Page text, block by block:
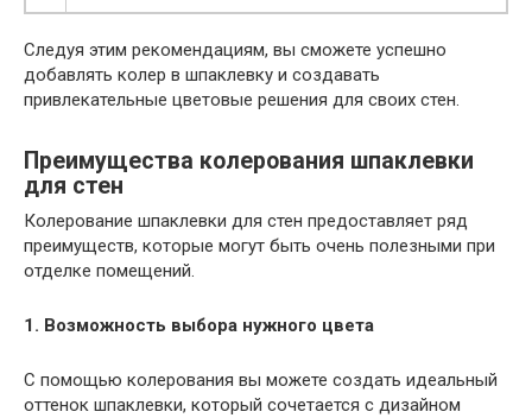
Следуя этим рекомендациям, вы сможете успешно
добавлять колер в шпаклевку и создавать
привлекательные цветовые решения для своих стен.
Преимущества колерования шпаклевки
для стен
Колерование шпаклевки для стен предоставляет ряд
преимуществ, которые могут быть очень полезными при
отделке помещений.
1. Возможность выбора нужного цвета
С помощью колерования вы можете создать идеальный
оттенок шпаклевки, который сочетается с дизайном